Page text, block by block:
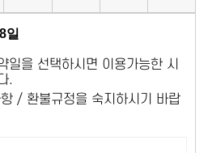
일
일을 선택하시면 이용가능한 시
.
/ 환불규정을 숙지하시기 바랍